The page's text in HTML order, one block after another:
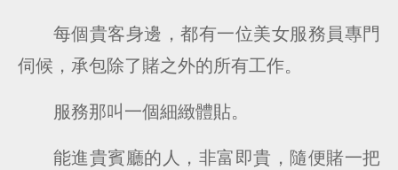
每個貴客身邊，都有一位美女服務員專門
伺候，承包除了賭之外的所有工作。
服務那叫一個細緻體貼。
能進貴賓廳的人，非富即貴，隨便賭一把